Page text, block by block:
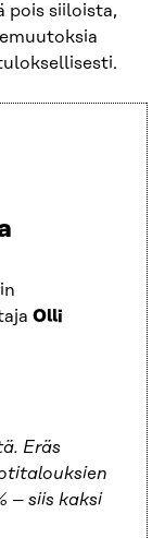
pois siiloista,
Olli
Eräs
– siis kaksi